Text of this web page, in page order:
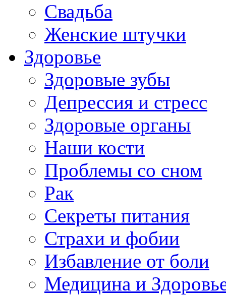
Свадьба
Женские штучки
Здоровье
Здоровые зубы
Депрессия и стресс
Здоровые органы
Наши кости
Проблемы со сном
Рак
Секреты питания
Страхи и фобии
Избавление от боли
Медицина и